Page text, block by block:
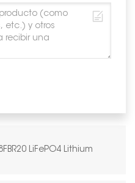
LiFePO4 Lithium